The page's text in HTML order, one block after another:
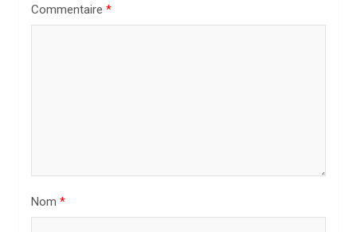
Commentaire *
Nom *